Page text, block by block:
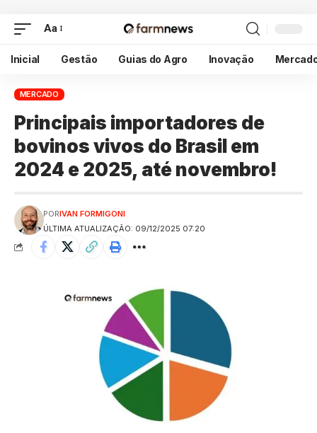
Aa
Inicial Gestão Guias do Agro Inovação
MERCADO
Principais importadores de
bovinos vivos do Brasil em
2024 e 2025, até novembro!
ÚLTIMA ATUALIZAÇÃO: 09/12/2025 07:20
PORIVAN FORMIGONI